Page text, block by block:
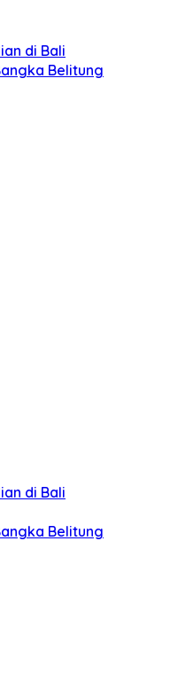
di Bali
Belitung
di Bali
Belitung